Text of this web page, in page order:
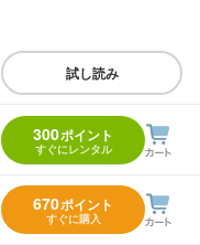
試し読み
300ポイント
すぐにレンタル
670ポイント
すぐに購入